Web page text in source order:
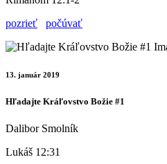
pozrieť
počúvať
13. január 2019
Hľadajte Kráľovstvo Božie #1
Dalibor Smolník
Lukáš 12:31